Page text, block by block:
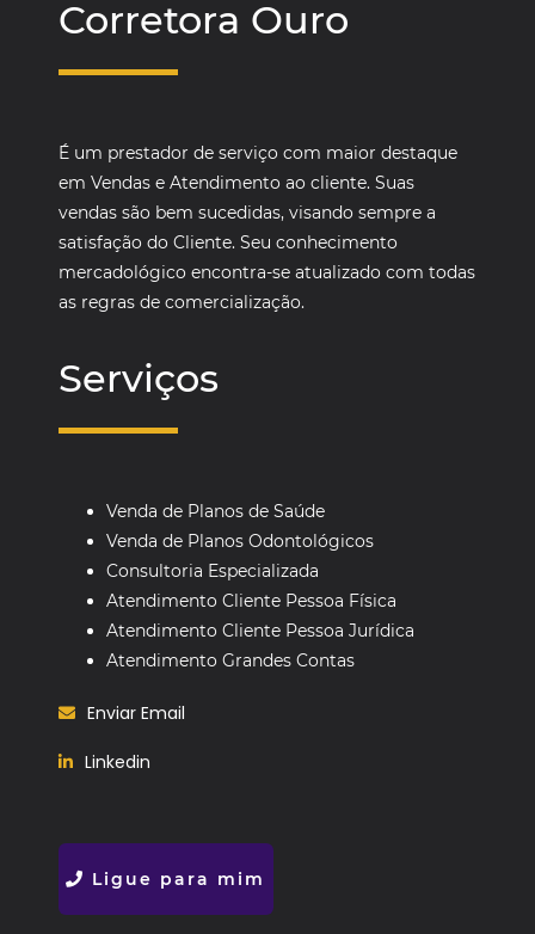
Corretora Ouro
É um prestador de serviço com maior destaque
em Vendas e Atendimento ao cliente. Suas
vendas são bem sucedidas, visando sempre a
satisfação do Cliente. Seu conhecimento
mercadológico encontra-se atualizado com todas
as regras de comercialização.
Serviços
Venda de Planos de Saúde
Venda de Planos Odontológicos
Consultoria Especializada
Atendimento Cliente Pessoa Física
Atendimento Cliente Pessoa Jurídica
Atendimento Grandes Contas
Enviar Email
Linkedin
Ligue para mim